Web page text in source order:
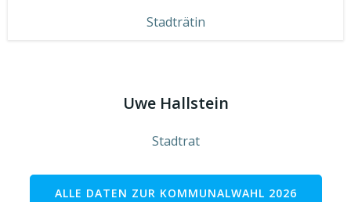
Stadträtin
Uwe Hallstein
Stadtrat
ALLE DATEN ZUR KOMMUNALWAHL 2026